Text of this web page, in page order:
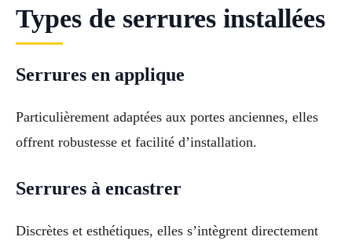
Types de serrures installées
Serrures en applique
Particulièrement adaptées aux portes anciennes, elles
offrent robustesse et facilité d’installation.
Serrures à encastrer
Discrètes et esthétiques, elles s’intègrent directement